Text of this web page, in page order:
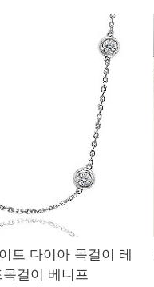
트 다이아 목걸이 레
목걸이 베니프